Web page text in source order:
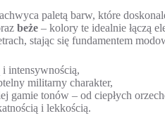
paletą barw, które
beże – kolory te idealnie łączą
stając się fundamentem
i intensywnością,
militarny charakter,
gamie tonów – od ciepłych
i lekkością.